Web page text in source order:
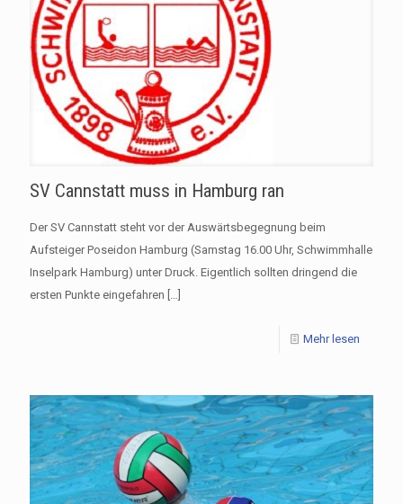
SV Cannstatt muss in Hamburg ran
Der SV Cannstatt steht vor der Auswärtsbegegnung beim
Aufsteiger Poseidon Hamburg (Samstag 16.00 Uhr, Schwimmhalle
Inselpark Hamburg) unter Druck. Eigentlich sollten dringend die
ersten Punkte eingefahren […]
Mehr lesen